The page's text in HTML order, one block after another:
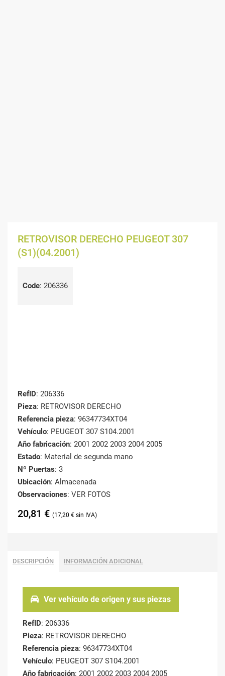
RETROVISOR DERECHO PEUGEOT 307
(S1)(04.2001)
Code: 206336
RefID: 206336
Pieza: RETROVISOR DERECHO
Referencia pieza: 96347734XT04
Vehículo: PEUGEOT 307 S104.2001
Año fabricación: 2001 2002 2003 2004 2005
Estado: Material de segunda mano
Nº Puertas: 3
Ubicación: Almacenada
Observaciones: VER FOTOS
20,81 € 17,20 €
DESCRIPCIÓN INFORMACIÓN ADICIONAL
Ver vehículo de origen y sus piezas
RefID: 206336
Pieza: RETROVISOR DERECHO
Referencia pieza: 96347734XT04
Vehículo: PEUGEOT 307 S104.2001
Año fabricación: 2001 2002 2003 2004 2005